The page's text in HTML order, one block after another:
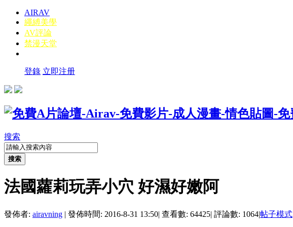
AIRAV
繩縛美學
AV評論
禁漫天堂
登錄 立即注册
搜索
搜索
法國蘿莉玩弄小穴 好濕好嫩阿
發佈者: airavning | 發佈時間: 2016-8-31 13:50| 查看數: 64425| 評論數: 1064|帖子模式